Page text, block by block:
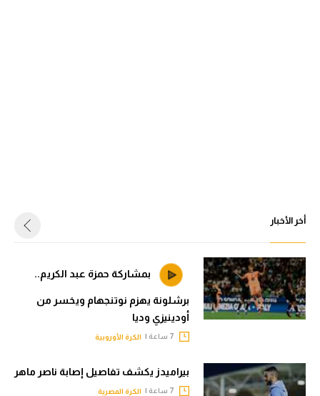
أخر الأخبار
بمشاركة حمزة عبد الكريم..
برشلونة يهزم نوتنجهام ويخسر من
أودينيزي وديا
الكرة الأوروبية
بيراميدز يكشف تفاصيل إصابة ناصر ماهر
الكرة المصرية